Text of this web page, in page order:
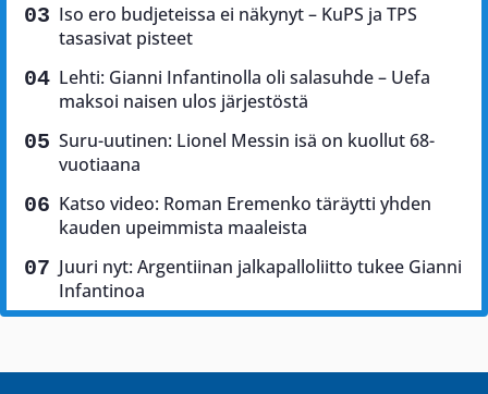
Iso ero budjeteissa ei näkynyt – KuPS ja TPS
tasasivat pisteet
Lehti: Gianni Infantinolla oli salasuhde – Uefa
maksoi naisen ulos järjestöstä
Suru-uutinen: Lionel Messin isä on kuollut 68-
vuotiaana
Katso video: Roman Eremenko täräytti yhden
kauden upeimmista maaleista
Juuri nyt: Argentiinan jalkapalloliitto tukee Gianni
Infantinoa